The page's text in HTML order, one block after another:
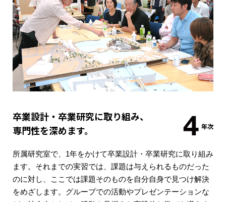
卒業設計・卒業研究に取り組み、
専門性を深めます。
所属研究室で、1年をかけて卒業設計・卒業研究に取り組み
ます。それまでの実習では、課題は与えられるものだった
のに対し、ここでは課題そのものを自分自身で見つけ解決
をめざします。グループでの活動やプレゼンテーションな